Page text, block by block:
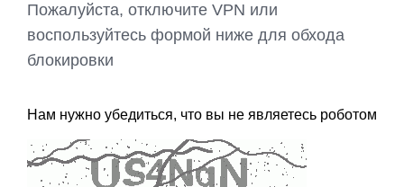
Пожалуйста, отключите VPN или
воспользуйтесь формой ниже для обхода
блокировки
Нам нужно убедиться, что вы не являетесь роботом